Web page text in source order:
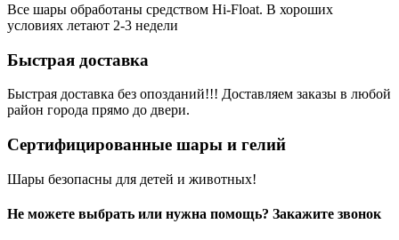
Все шары обработаны средством Hi-Float. В хороших
условиях летают 2-3 недели
Быстрая доставка
Быстрая доставка без опозданий!!! Доставляем заказы в любой
район города прямо до двери.
Сертифицированные шары и гелий
Шары безопасны для детей и животных!
Не можете выбрать или нужна помощь? Закажите звонок